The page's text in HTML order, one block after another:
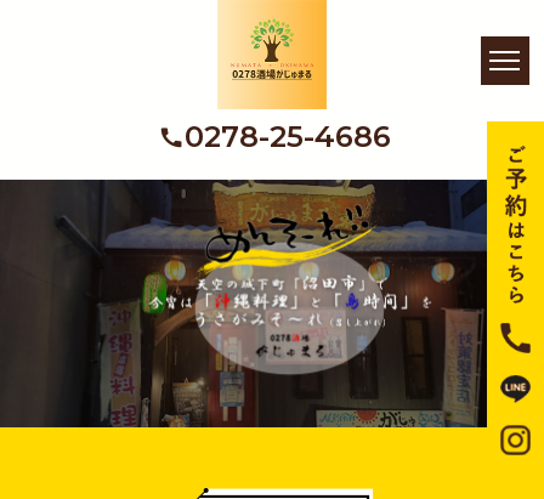
0278-25-4686